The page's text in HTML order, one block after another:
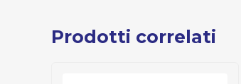
Prodotti correlati